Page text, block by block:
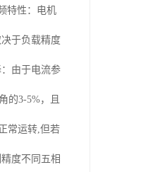
特性：电机
于负载精度
由于电流参
的3-5%，且
常运转,但若
度不同五相